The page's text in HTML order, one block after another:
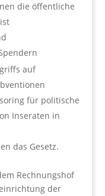
die öffentliche
auf
für politische
Inseraten in
das Gesetz.
Rechnungshof
der